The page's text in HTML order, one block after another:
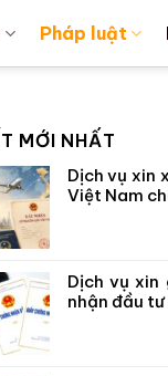
Pháp luật
MỚI NHẤT
Dịch vụ xin
Việt Nam
Dịch vụ xin
nhận đầu